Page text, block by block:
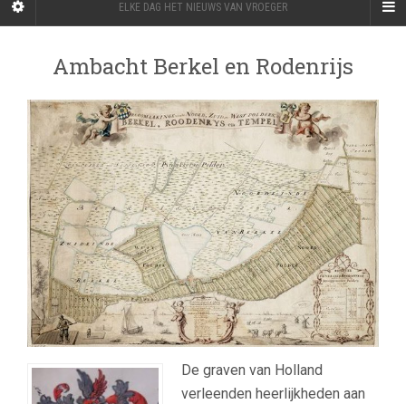
ELKE DAG HET NIEUWS VAN VROEGER
Ambacht Berkel en Rodenrijs
De graven van Holland
verleenden heerlijkheden aan